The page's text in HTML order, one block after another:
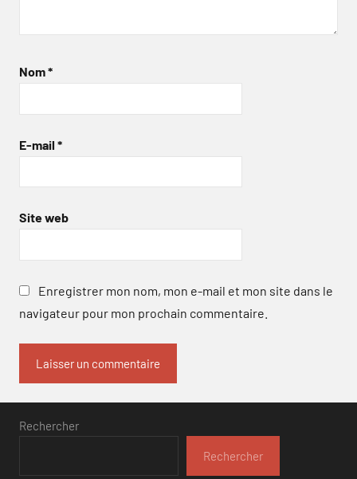
Nom*
E-mail *
Site web
Enregistrer mon nom, mon e-mail et mon site dans le
navigateur pour mon prochain commentaire.
Rechercher
Rechercher